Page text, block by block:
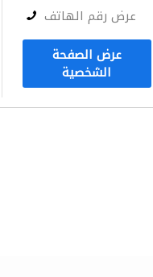
عرض رقم الهاتف
عرض الصفحة
الشخصية